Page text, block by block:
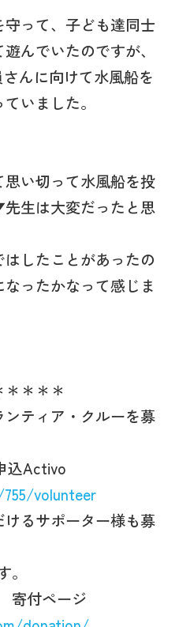
って、子ども達同士
んでいたのですが、
んに向けて水風船を
いました。
い切って水風船を投
生は大変だったと思
したことがあったの
ったかなって感じま
＊＊＊
ティア・クルーを募
込Activo
volunteer
るサポーター様も募
寄付ページ